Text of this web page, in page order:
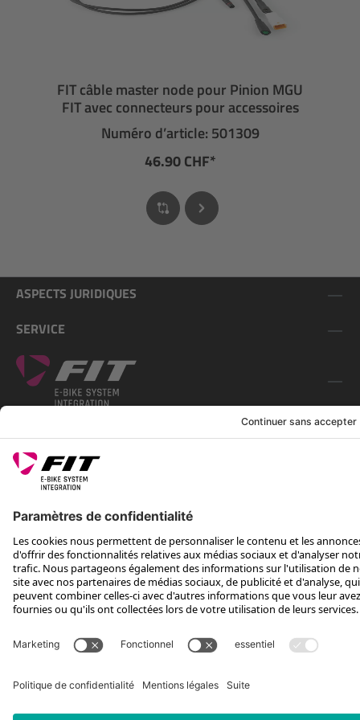
FIT câble master node pour Pinion MGU
FIT avec connecteurs pour accessoires
Numéro d’article: 501309
46.90 CHF*
ASPECTS JURIDIQUES
SERVICE
*Prix de vente conseillé, TVA incluse, plus frais d'expédition et TEA
Rotax Bike Technology AG © 2025